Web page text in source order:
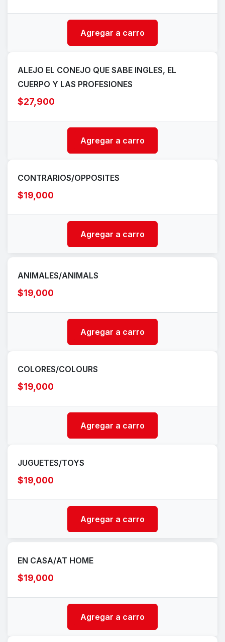
Agregar a carro
ALEJO EL CONEJO QUE SABE INGLES, EL
CUERPO Y LAS PROFESIONES
$27,900
Agregar a carro
CONTRARIOS/OPPOSITES
$19,000
Agregar a carro
ANIMALES/ANIMALS
$19,000
Agregar a carro
COLORES/COLOURS
$19,000
Agregar a carro
JUGUETES/TOYS
$19,000
Agregar a carro
EN CASA/AT HOME
$19,000
Agregar a carro